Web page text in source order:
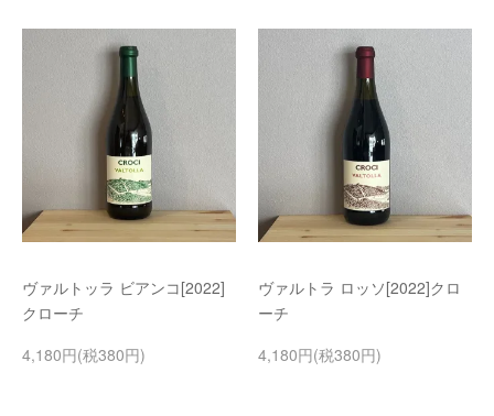
ヴァルトッラ ビアンコ[2022]
クローチ
4,180円(税380円)
ヴァルトラ ロッソ[2022]クロ
ーチ
4,180円(税380円)